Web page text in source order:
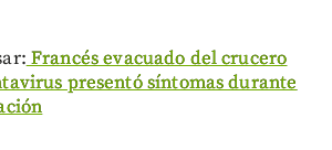
Francés evacuado del crucero
presentó síntomas durante